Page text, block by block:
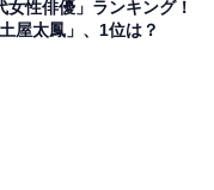
ます。回答者から
女性俳優」ランキング！
屋太鳳」、1位は？